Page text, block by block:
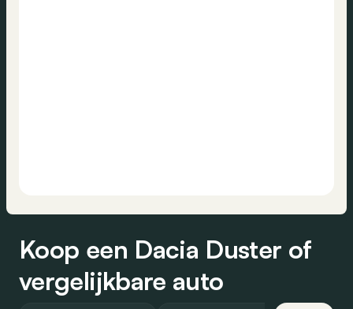
Koop een Dacia Duster of
vergelijkbare auto